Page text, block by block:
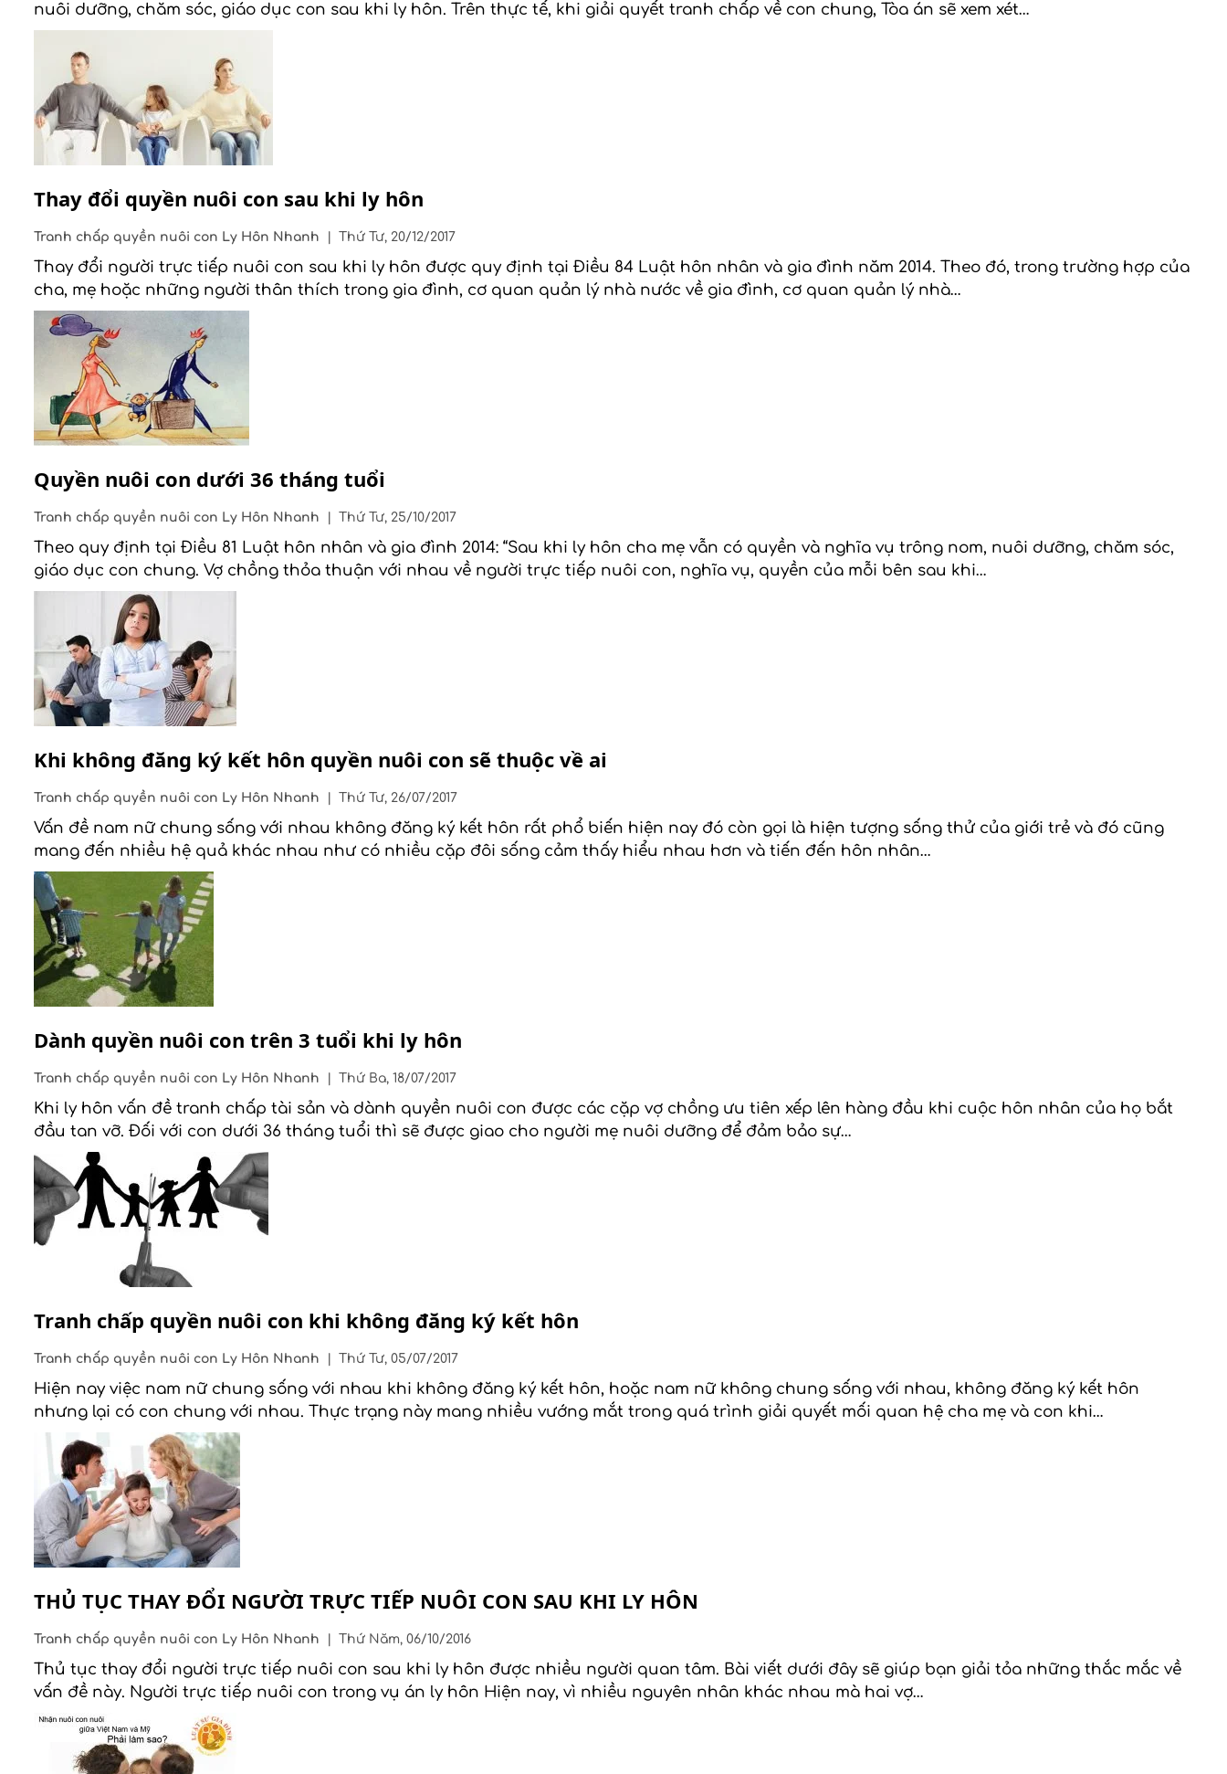
nuôi dưỡng, chăm sóc, giáo dục con sau khi ly hôn. Trên thực tế, khi giải quyết tranh chấp về con chung, Tòa án sẽ xem xét…
Thay đổi quyền nuôi con sau khi ly hôn
Tranh chấp quyền nuôi con Ly Hôn Nhanh Thứ Tư, 20/12/2017
Thay đổi người trực tiếp nuôi con sau khi ly hôn được quy định tại Điều 84 Luật hôn nhân và gia đình năm 2014. Theo đó, trong trường hợp của
cha, mẹ hoặc những người thân thích trong gia đình, cơ quan quản lý nhà nước về gia đình, cơ quan quản lý nhà…
Quyền nuôi con dưới 36 tháng tuổi
Tranh chấp quyền nuôi con Ly Hôn Nhanh Thứ Tư, 25/10/2017
Theo quy định tại Điều 81 Luật hôn nhân và gia đình 2014: “Sau khi ly hôn cha mẹ vẫn có quyền và nghĩa vụ trông nom, nuôi dưỡng, chăm sóc,
giáo dục con chung. Vợ chồng thỏa thuận với nhau về người trực tiếp nuôi con, nghĩa vụ, quyền của mỗi bên sau khi…
Khi không đăng ký kết hôn quyền nuôi con sẽ thuộc về ai
Tranh chấp quyền nuôi con Ly Hôn Nhanh Thứ Tư, 26/07/2017
Vấn đề nam nữ chung sống với nhau không đăng ký kết hôn rất phổ biến hiện nay đó còn gọi là hiện tượng sống thử của giới trẻ và đó cũng
mang đến nhiều hệ quả khác nhau như có nhiều cặp đôi sống cảm thấy hiểu nhau hơn và tiến đến hôn nhân…
Dành quyền nuôi con trên 3 tuổi khi ly hôn
Tranh chấp quyền nuôi con Ly Hôn Nhanh Thứ Ba, 18/07/2017
Khi ly hôn vấn đề tranh chấp tài sản và dành quyền nuôi con được các cặp vợ chồng ưu tiên xếp lên hàng đầu khi cuộc hôn nhân của họ bắt
đầu tan vỡ. Đối với con dưới 36 tháng tuổi thì sẽ được giao cho người mẹ nuôi dưỡng để đảm bảo sự…
Tranh chấp quyền nuôi con khi không đăng ký kết hôn
Tranh chấp quyền nuôi con Ly Hôn Nhanh Thứ Tư, 05/07/2017
Hiện nay việc nam nữ chung sống với nhau khi không đăng ký kết hôn, hoặc nam nữ không chung sống với nhau, không đăng ký kết hôn
nhưng lại có con chung với nhau. Thực trạng này mang nhiều vướng mắt trong quá trình giải quyết mối quan hệ cha mẹ và con khi…
THỦ TỤC THAY ĐỔI NGƯỜI TRỰC TIẾP NUÔI CON SAU KHI LY HÔN
Tranh chấp quyền nuôi con Ly Hôn Nhanh Thứ Năm, 06/10/2016
Thủ tục thay đổi người trực tiếp nuôi con sau khi ly hôn được nhiều người quan tâm. Bài viết dưới đây sẽ giúp bạn giải tỏa những thắc mắc về
vấn đề này. Người trực tiếp nuôi con trong vụ án ly hôn Hiện nay, vì nhiều nguyên nhân khác nhau mà hai vợ…